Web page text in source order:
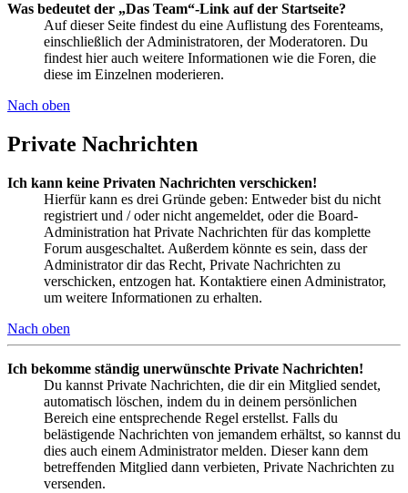
Was bedeutet der „Das Team“-Link auf der Startseite?
Auf dieser Seite findest du eine Auflistung des Forenteams,
einschließlich der Administratoren, der Moderatoren. Du
findest hier auch weitere Informationen wie die Foren, die
diese im Einzelnen moderieren.
Nach oben
Private Nachrichten
Ich kann keine Privaten Nachrichten verschicken!
Hierfür kann es drei Gründe geben: Entweder bist du nicht
registriert und / oder nicht angemeldet, oder die Board-
Administration hat Private Nachrichten für das komplette
Forum ausgeschaltet. Außerdem könnte es sein, dass der
Administrator dir das Recht, Private Nachrichten zu
verschicken, entzogen hat. Kontaktiere einen Administrator,
um weitere Informationen zu erhalten.
Nach oben
Ich bekomme ständig unerwünschte Private Nachrichten!
Du kannst Private Nachrichten, die dir ein Mitglied sendet,
automatisch löschen, indem du in deinem persönlichen
Bereich eine entsprechende Regel erstellst. Falls du
belästigende Nachrichten von jemandem erhältst, so kannst du
dies auch einem Administrator melden. Dieser kann dem
betreffenden Mitglied dann verbieten, Private Nachrichten zu
versenden.